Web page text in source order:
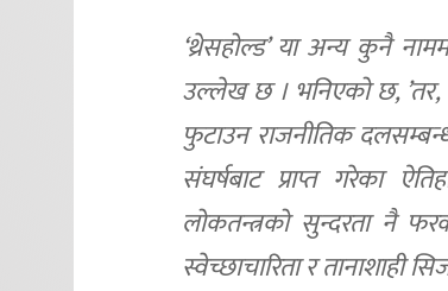
‘थ्रेसहोल्ड’ या अन्य कुनै
उल्लेख छ । भनिएको छ, ’तर,
फुटाउन राजनीतिक
संघर्षबाट प्राप्त गरेका
लोकतन्त्रको सुन्दरता नै
स्वेच्छाचारिता र तानाशाही